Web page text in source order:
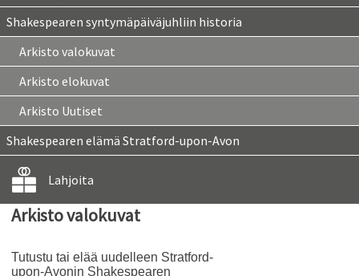
Shakespearen syntymäpäiväjuhliin historia
Arkisto valokuvat
Arkisto elokuvat
Arkisto Uutiset
Shakespearen elämä Stratford-upon-Avon
Lahjoita
Arkisto valokuvat
Tutustu tai elää uudelleen Stratford-
upon-Avonin Shakespearen